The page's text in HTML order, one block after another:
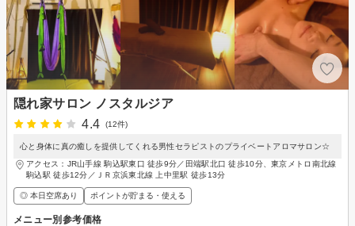
隠れ家サロン ノスタルジア
4.4
(12件)
心と身体に真の癒しを提供してくれる男性セラピストのプライベートアロマサロン☆
アクセス：JR山手線 駒込駅東口 徒歩9分／田端駅北口 徒歩10分、東京メトロ南北線
駒込駅 徒歩12分／ＪＲ京浜東北線 上中里駅 徒歩13分
◎ 本日空席あり ポイントが貯まる・使える
メニュー別参考価格